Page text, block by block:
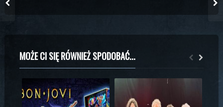
MOŻE CI SIĘ RÓWNIEŻ SPODOBAĆ...